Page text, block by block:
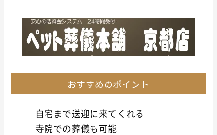
おすすめのポイント
自宅まで送迎に来てくれる
寺院での葬儀も可能